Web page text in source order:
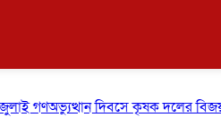
গণঅভ্যুত্থান দিবসে কৃষক দলের বিজয়